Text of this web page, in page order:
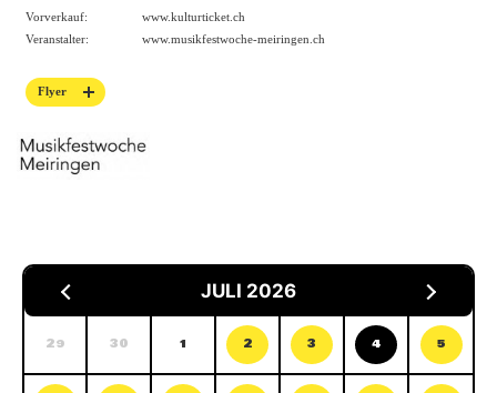
Vorverkauf:
www.kulturticket.ch
Veranstalter:
www.musikfestwoche-meiringen.ch
Flyer
JULI 2026
29 30 1 2 3 4 5